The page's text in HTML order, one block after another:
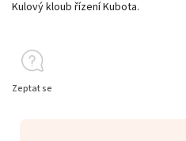
Kulový kloub řízení Kubota.
Zeptat se